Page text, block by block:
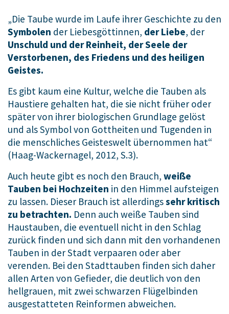
„Die Taube wurde im Laufe ihrer Geschichte zu den
Symbolen der Liebesgöttinnen, der Liebe, der
Unschuld und der Reinheit, der Seele der
Verstorbenen, des Friedens und des heiligen
Geistes.
Es gibt kaum eine Kultur, welche die Tauben als
Haustiere gehalten hat, die sie nicht früher oder
später von ihrer biologischen Grundlage gelöst
und als Symbol von Gottheiten und Tugenden in
die menschliches Geisteswelt übernommen hat“
(Haag-Wackernagel, 2012, S.3).
Auch heute gibt es noch den Brauch, weiße
Tauben bei Hochzeiten in den Himmel aufsteigen
zu lassen. Dieser Brauch ist allerdingssehr kritisch
zu betrachten. Denn auch weiße Tauben sind
Haustauben, die eventuell nicht in den Schlag
zurück finden und sich dann mit den vorhandenen
Tauben in der Stadt verpaaren oder aber
verenden. Bei den Stadttauben finden sich daher
allen Arten von Gefieder, die deutlich von den
hellgrauen, mit zwei schwarzen Flügelbinden
ausgestatteten Reinformen abweichen.